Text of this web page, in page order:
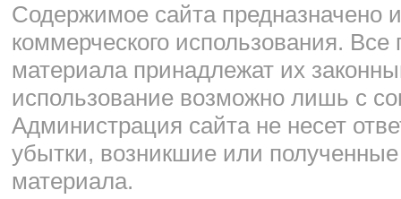
Cодержимое сайта предназначено
коммерческого использования.
материала принадлежат их
использование возможно лишь с
Администрация сайта не несет
убытки, возникшие или
материала.